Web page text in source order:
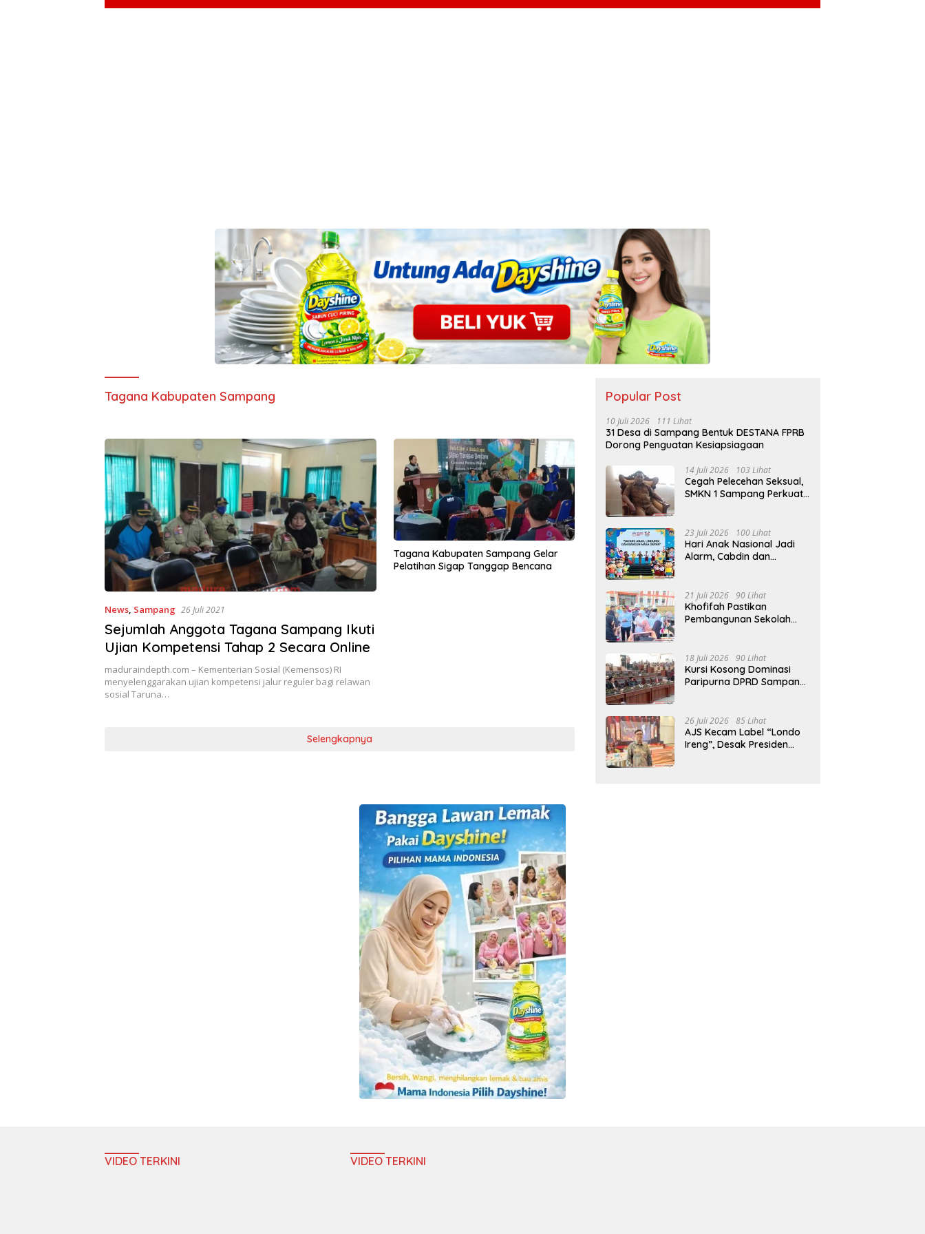
Tagana Kabupaten Sampang
News, Sampang 26 Juli 2021
Sejumlah Anggota Tagana Sampang Ikuti
Ujian Kompetensi Tahap 2 Secara Online
maduraindepth.com – Kementerian Sosial (Kemensos) RI
menyelenggarakan ujian kompetensi jalur reguler bagi relawan
sosial Taruna…
Tagana Kabupaten Sampang Gelar
Pelatihan Sigap Tanggap Bencana
Selengkapnya
Popular Post
10 Juli 2026 111 Lihat
31 Desa di Sampang Bentuk DESTANA FPRB
Dorong Penguatan Kesiapsiagaan
14 Juli 2026 103 Lihat
Cegah Pelecehan Seksual,
SMKN 1 Sampang Perkuat
23 Juli 2026 100 Lihat
Hari Anak Nasional Jadi
Alarm, Cabdin dan
Kekerasan Seksual Anak
21 Juli 2026 90 Lihat
Khofifah Pastikan
Pembangunan Sekolah
Indonesia Emas
18 Juli 2026 90 Lihat
Kursi Kosong Dominasi
Paripurna DPRD Sampang,
26 Juli 2026 85 Lihat
AJS Kecam Label “Londo
Ireng”, Desak Presiden
VIDEO TERKINI VIDEO TERKINI